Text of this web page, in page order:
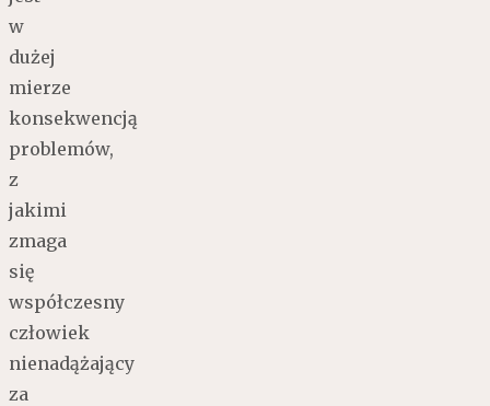
w
dużej
mierze
konsekwencją
problemów,
z
jakimi
zmaga
się
współczesny
człowiek
nienadążający
za